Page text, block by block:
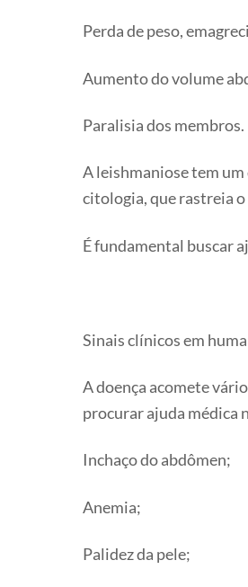
Perda de peso,
Aumento do volume
Paralisia dos membros.
A leishmaniose tem
citologia, que rastreia
É fundamental buscar
Sinais clínicos em
A doença acomete
procurar ajuda médica
Inchaço do abdômen;
Anemia;
Palidez da pele;